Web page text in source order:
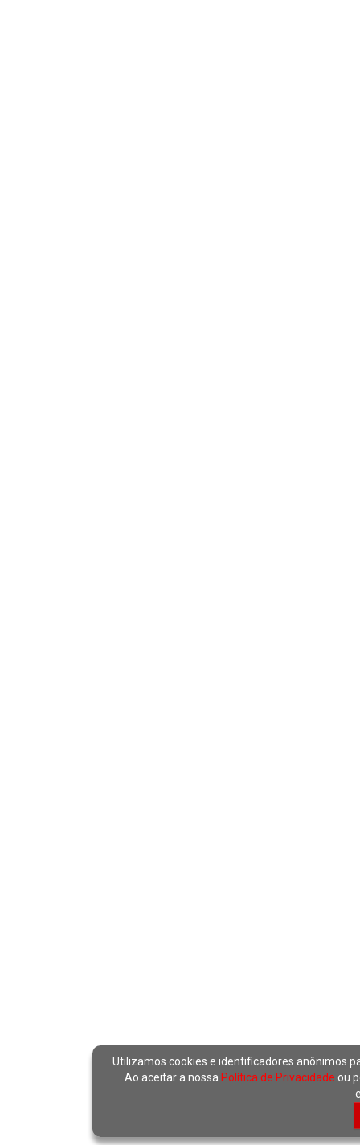
Utilizamos cookies e identificadores anônimos
Ao aceitar a nossa Política de Privacidade ou